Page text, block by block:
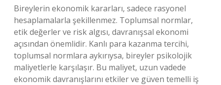
Bireylerin ekonomik kararları, sadece rasyonel
hesaplamalarla şekillenmez. Toplumsal normlar,
etik değerler ve risk algısı, davranışsal ekonomi
açısından önemlidir. Kanlı para kazanma tercihi,
toplumsal normlara aykırıysa, bireyler psikolojik
maliyetlerle karşılaşır. Bu maliyet, uzun vadede
ekonomik davranışlarını etkiler ve güven temelli iş